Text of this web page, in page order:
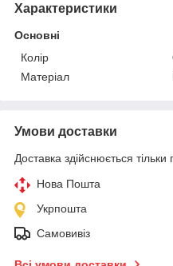
Характеристики
Основні
Колір
Матеріал
Умови доставки
Доставка здійснюється тільки
Нова Пошта
Укрпошта
Самовивіз